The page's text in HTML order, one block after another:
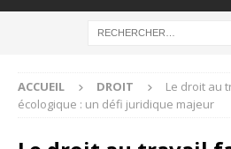
ACCUEIL DROIT
Le droit au
écologique : un défi juridique majeur